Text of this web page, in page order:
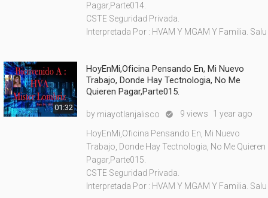
Pagar,Parte014.
CSTE Seguridad Privada.
Interpretada Por : HVAM Y MGAM Y Familia. Salu
01:32
HoyEnMi,Oficina Pensando En, Mi Nuevo
Trabajo, Donde Hay Tectnologia, No Me
Quieren Pagar,Parte015.
by miayotlanjalisco  9 views 1 year ago
HoyEnMi,Oficina Pensando En, Mi Nuevo
Trabajo, Donde Hay Tectnologia, No Me Quieren
Pagar,Parte015.
CSTE Seguridad Privada.
Interpretada Por : HVAM Y MGAM Y Familia. Salu